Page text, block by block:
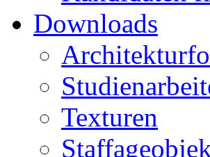
Downloads
Texturen